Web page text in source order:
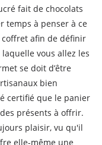
fait de chocolats
temps à penser à ce
coffret afin de définir
vous allez les
se doit d’être
bien
certifié que le panier
présents à offrir.
plaisir, vu qu'il
elle-même une